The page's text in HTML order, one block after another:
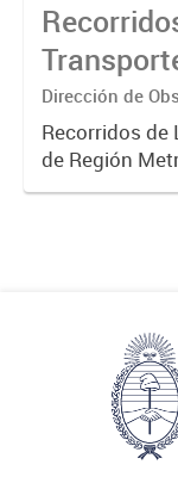
Buenos
Dirección de
Transporte,
Recorridos de
de Región
Aires (RMBA).-